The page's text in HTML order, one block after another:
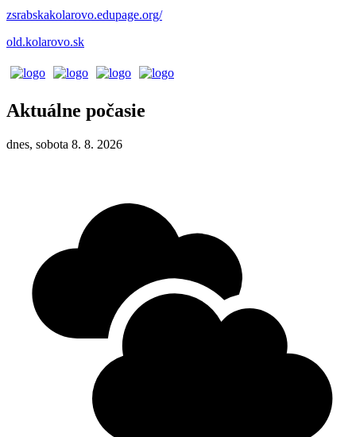
zsrabskakolarovo.edupage.org/
old.kolarovo.sk
Aktuálne počasie
dnes, sobota 8. 8. 2026